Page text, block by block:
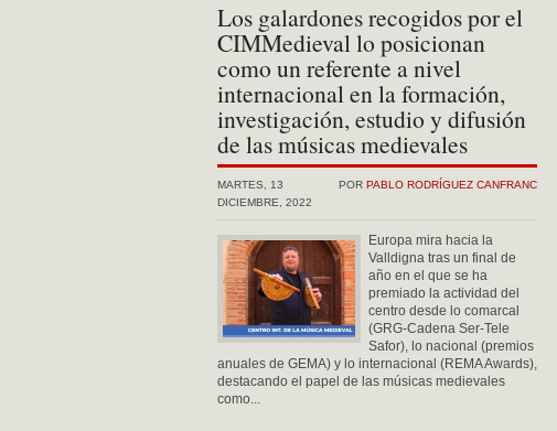
Los galardones recogidos por el
CIMMedieval lo posicionan
como un referente a nivel
internacional en la formación,
investigación, estudio y difusión
de las músicas medievales
POR PABLO RODRÍGUEZ CANFRANC
MARTES, 13
DICIEMBRE, 2022
Europa mira hacia la
Valldigna tras un final de
año en el que se ha
premiado la actividad del
centro desde lo comarcal
(GRG-Cadena Ser-Tele
Safor), lo nacional (premios
anuales de GEMA) y lo internacional (REMA Awards),
destacando el papel de las músicas medievales
como...